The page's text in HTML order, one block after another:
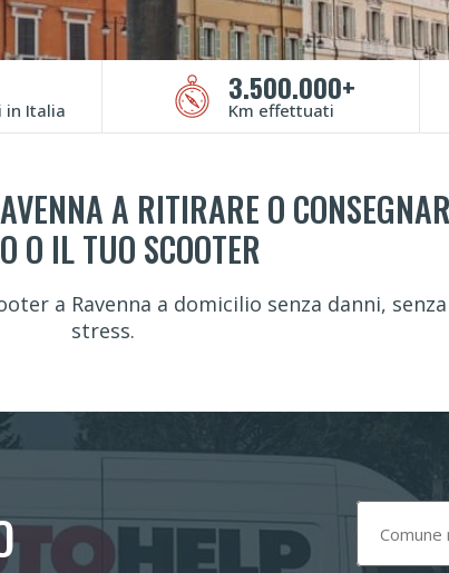
in Italia
3.500.000+
Km effettuati
A RITIRARE O
O IL TUO SCOOTER
a Ravenna a domicilio senza danni,
stress.